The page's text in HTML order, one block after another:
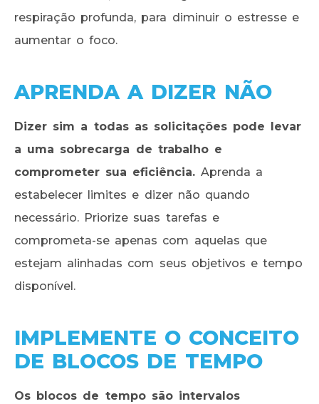
respiração profunda, para diminuir o estresse e
aumentar o foco.
APRENDA A DIZER NÃO
Dizer sim a todas as solicitações pode levar
a uma sobrecarga de trabalho e
comprometer sua eficiência. Aprenda a
estabelecer limites e dizer não quando
necessário. Priorize suas tarefas e
comprometa-se apenas com aquelas que
estejam alinhadas com seus objetivos e tempo
disponível.
IMPLEMENTE O CONCEITO
DE BLOCOS DE TEMPO
Os blocos de tempo são intervalos